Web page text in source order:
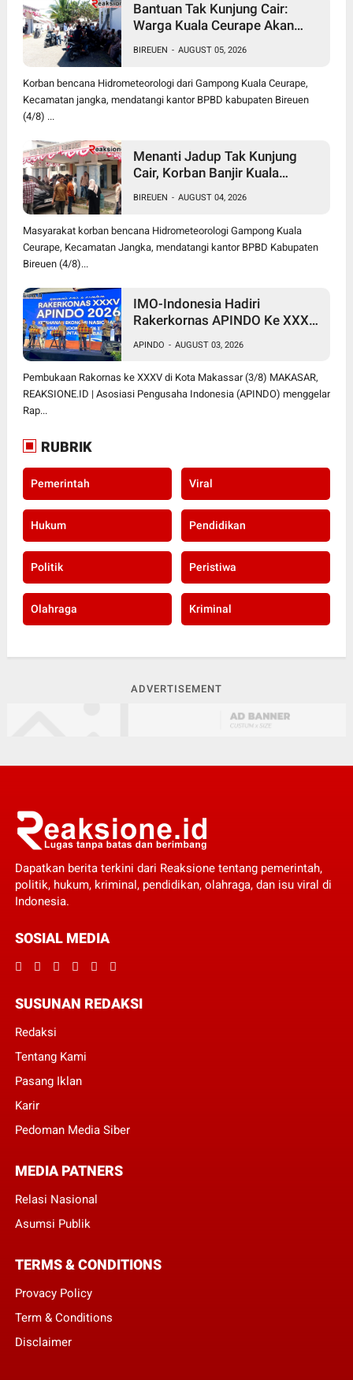
Bantuan Tak Kunjung Cair:
Warga Kuala Ceurape Akan
BIREUEN - AUGUST 05, 2026
Korban bencana Hidrometeorologi dari Gampong Kuala Ceurape,
Kecamatan jangka, mendatangi kantor BPBD kabupaten Bireuen
(4/8) ...
Menanti Jadup Tak Kunjung
Cair, Korban Banjir Kuala
Bireuen: "Kami Dibola-bolai"
BIREUEN - AUGUST 04, 2026
Masyarakat korban bencana Hidrometeorologi Gampong Kuala
Ceurape, Kecamatan Jangka, mendatangi kantor BPBD Kabupaten
Bireuen (4/8)...
IMO-Indonesia Hadiri
Rakerkornas APINDO Ke XXXV
APINDO - AUGUST 03, 2026
Pembukaan Rakornas ke XXXV di Kota Makassar (3/8) MAKASAR,
REAKSIONE.ID | Asosiasi Pengusaha Indonesia (APINDO) menggelar
Rap...
RUBRIK
Pemerintah Viral
Hukum Pendidikan
Politik Peristiwa
Olahraga Kriminal
ADVERTISEMENT
Dapatkan berita terkini dari Reaksione tentang pemerintah,
politik, hukum, kriminal, pendidikan, olahraga, dan isu viral di
Indonesia.
SOSIAL MEDIA
SUSUNAN REDAKSI
Redaksi
Tentang Kami
Pasang Iklan
Karir
Pedoman Media Siber
MEDIA PATNERS
Relasi Nasional
Asumsi Publik
TERMS & CONDITIONS
Provacy Policy
Term & Conditions
Disclaimer